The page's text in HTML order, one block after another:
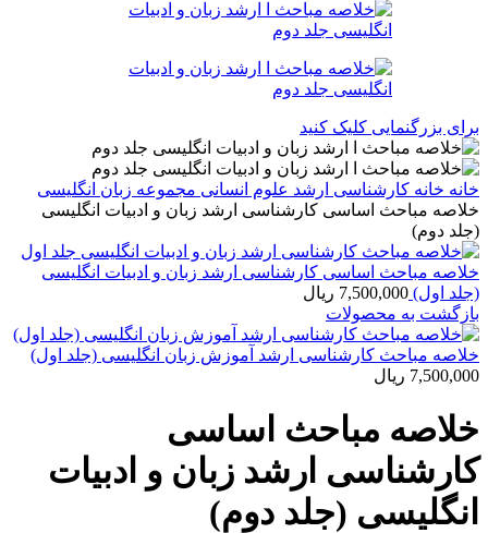
برای بزرگنمایی کلیک کنید
خانه خانه کارشناسی ارشد علوم انسانی مجموعه زبان انگلیسی
خلاصه مباحث اساسی کارشناسی ارشد زبان و ادبیات انگلیسی
(جلد دوم)
خلاصه مباحث اساسی کارشناسی ارشد زبان و ادبیات انگلیسی
(جلد اول) 7,500,000 ریال
بازگشت به محصولات
خلاصه مباحث کارشناسی ارشد آموزش زبان انگلیسی (جلد اول)
7,500,000 ریال
خلاصه مباحث اساسی
کارشناسی ارشد زبان و ادبیات
انگلیسی (جلد دوم)